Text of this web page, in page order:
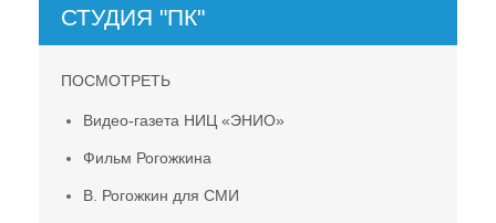
СТУДИЯ "ПК"
ПОСМОТРЕТЬ
Видео-газета НИЦ «ЭНИО»
Фильм Рогожкина
В. Рогожкин для СМИ